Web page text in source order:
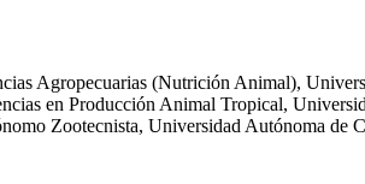
Agropecuarias (Nutrición Animal),
en Producción Animal Tropical,
Zootecnista, Universidad Autónoma de